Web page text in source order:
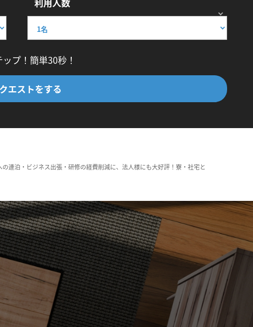
プ！簡単30秒！
エストをする
連泊・ビジネス出張・研修の経費削減に、法人様にも大好評！寮・社宅と